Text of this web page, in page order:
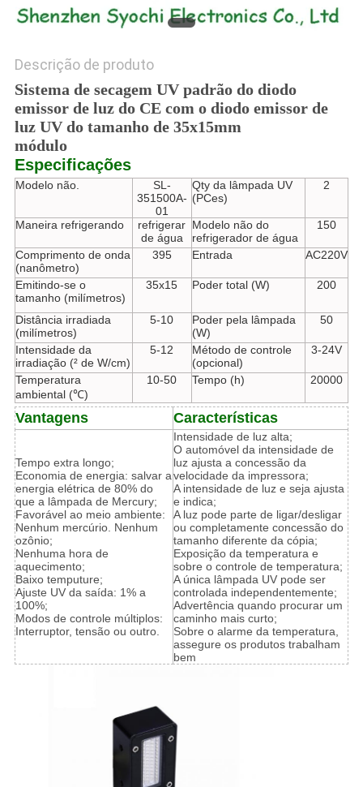
Descrição de produto
Sistema de secagem UV padrão do diodo
emissor de luz do CE com o diodo emissor de
luz UV do tamanho de 35x15mm
módulo
Especificações
Modelo não.
SL-
351500A-
01
Qty da lâmpada UV
(PCes)
2
Maneira refrigerando
refrigerar
de água
Modelo não do
refrigerador de água
150
Comprimento de onda
(nanômetro)
395 Entrada AC220V
Emitindo-se o
tamanho (milímetros)
35x15 Poder total (W) 200
Distância irradiada
(milímetros)
5-10
Poder pela lâmpada
(W)
50
Intensidade da
irradiação (² de W/cm)
5-12
Método de controle
(opcional)
3-24V
Temperatura
ambiental (℃)
10-50 Tempo (h) 20000
Vantagens Características
Tempo extra longo;
Economia de energia: salvar a
energia elétrica de 80% do
que a lâmpada de Mercury;
Favorável ao meio ambiente:
Nenhum mercúrio. Nenhum
ozônio;
Nenhuma hora de
aquecimento;
Baixo temputure;
Ajuste UV da saída: 1% a
100%;
Modos de controle múltiplos:
Interruptor, tensão ou outro.
Intensidade de luz alta;
O automóvel da intensidade de
luz ajusta a concessão da
velocidade da impressora;
A intensidade de luz e seja ajusta
e indica;
A luz pode parte de ligar/desligar
ou completamente concessão do
tamanho diferente da cópia;
Exposição da temperatura e
sobre o controle de temperatura;
A única lâmpada UV pode ser
controlada independentemente;
Advertência quando procurar um
caminho mais curto;
Sobre o alarme da temperatura,
assegure os produtos trabalham
bem